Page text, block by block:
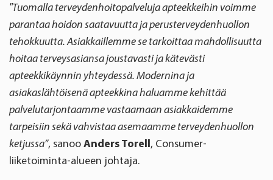
"Tuomalla terveydenhoitopalveluja apteekkeihin voimme
parantaa hoidon saatavuutta ja perusterveydenhuollon
tehokkuutta. Asiakkaillemme se tarkoittaa mahdollisuutta
hoitaa terveysasiansa joustavasti ja kätevästi
apteekkikäynnin yhteydessä. Modernina ja
asiakaslähtöisenä apteekkina haluamme kehittää
palvelutarjontaamme vastaamaan asiakkaidemme
tarpeisiin sekä vahvistaa asemaamme terveydenhuollon
ketjussa”, sanooAnders Torell, Consumer-
liiketoiminta-alueen johtaja.